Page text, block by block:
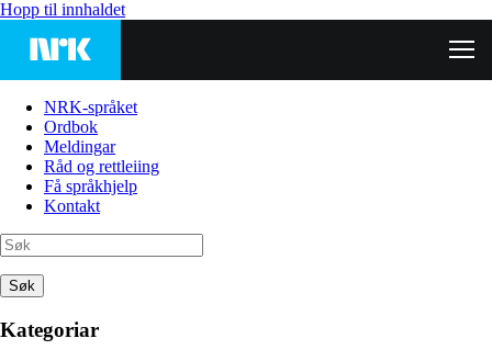
Hopp til innhaldet
NRK-språket
Ordbok
Meldingar
Råd og rettleiing
Få språkhjelp
Kontakt
Søk
Kategoriar